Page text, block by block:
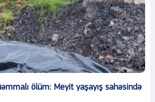
ölüm: Meyit yaşayış sahəsində